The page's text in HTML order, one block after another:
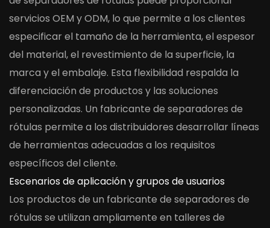
servicios OEM y ODM, lo que permite a los clientes
especificar el tamaño de la herramienta, el espesor
del material, el revestimiento de la superficie, la
marca y el embalaje. Esta flexibilidad respalda la
diferenciación de productos y las soluciones
personalizadas. Un fabricante de separadores de
rótulas permite a los distribuidores desarrollar líneas
de herramientas adecuadas a los requisitos
específicos del cliente.
Escenarios de aplicación y grupos de usuarios
Los productos de un fabricante de separadores de
rótulas se utilizan ampliamente en talleres de